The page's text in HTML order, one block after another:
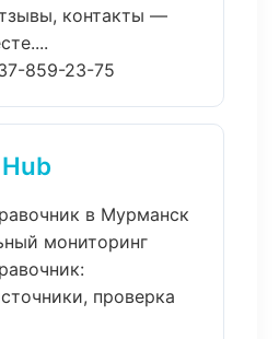
контакты —
859-23-75
в Мурманск
мониторинг
проверка